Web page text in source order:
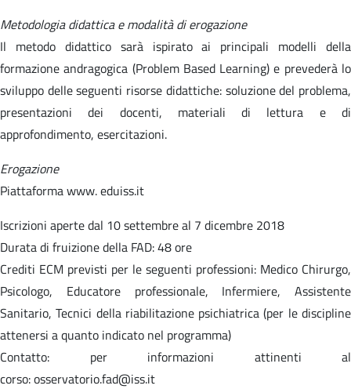
Metodologia didattica e modalità di erogazione
Il metodo didattico sarà ispirato ai principali modelli della
formazione andragogica (Problem Based Learning) e prevederà lo
sviluppo delle seguenti risorse didattiche: soluzione del problema,
presentazioni dei docenti, materiali di lettura e di
approfondimento, esercitazioni.
Erogazione
Piattaforma www. eduiss.it
Iscrizioni aperte dal 10 settembre al 7 dicembre 2018
Durata di fruizione della FAD: 48 ore
Crediti ECM previsti per le seguenti professioni: Medico Chirurgo,
Psicologo, Educatore professionale, Infermiere, Assistente
Sanitario, Tecnici della riabilitazione psichiatrica (per le discipline
attenersi a quanto indicato nel programma)
Contatto: per informazioni attinenti al
corso: osservatorio.fad@iss.it